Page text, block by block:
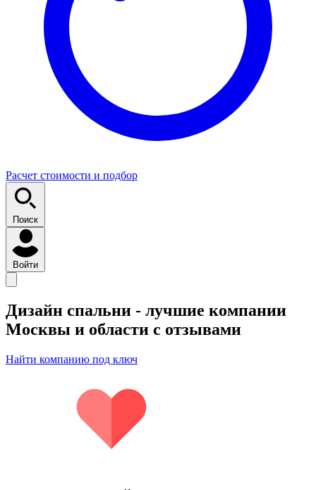
Расчет стоимости и подбор
Поиск
Войти
Дизайн спальни - лучшие компании
Москвы и области с отзывами
Найти компанию под ключ